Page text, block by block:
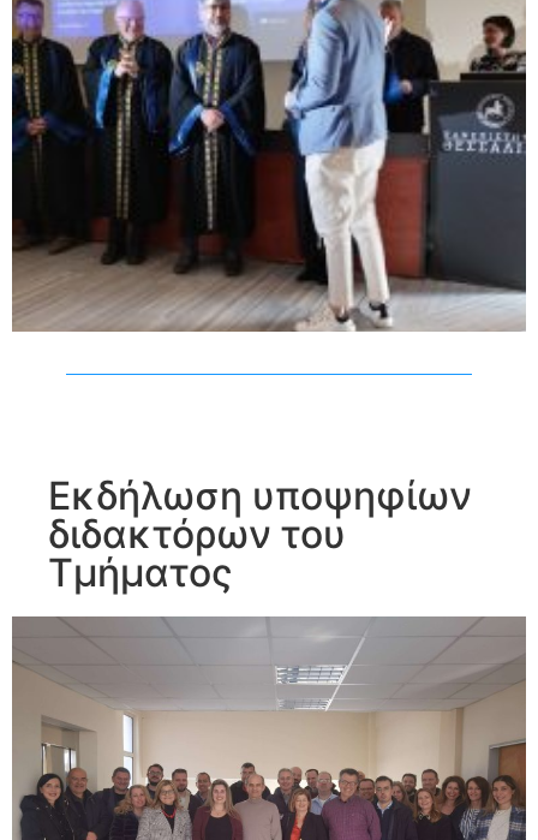
Εκδήλωση υποψηφίων
διδακτόρων του
Τμήματος